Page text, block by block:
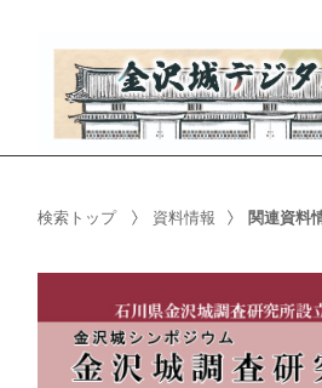
検索トップ 資料情報 関連資料